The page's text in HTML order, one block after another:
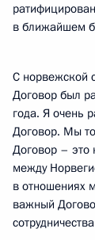
в ближайшем
С норвежской
Договор был
года. Я очень
Договор. Мы
Договор – это
между
в отношениях
важный